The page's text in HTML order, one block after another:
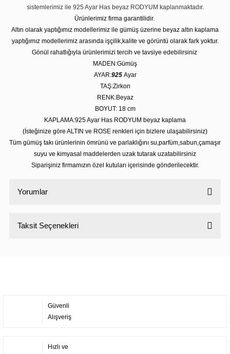
sistemlerimiz ile 925 Ayar Has beyaz RODYUM kaplanmaktadır.
Ürünlerimiz firma garantilidir.
Altın olarak yaptığımız modellerimiz ile gümüş üzerine beyaz altın kaplama
yaptığımız modellerimiz arasında işçilik,kalite ve görüntü olarak fark yoktur.
Gönül rahatlığıyla ürünlerimizi tercih ve tavsiye edebilirsiniz
MADEN:Gümüş
AYAR:925 Ayar
TAŞ:Zirkon
RENK:Beyaz
BOYUT: 18 cm
KAPLAMA:925 Ayar Has RODYUM beyaz kaplama
(İsteğinize göre ALTIN ve ROSE renkleri için bizlere ulaşabilirsiniz)
Tüm gümüş takı ürünlerinin ömrünü ve parlaklığını su,parfüm,sabun,çamaşır
suyu ve kimyasal maddelerden uzak tutarak uzatabilirsiniz
Siparişiniz firmamızın özel kutuları içerisinde gönderilecektir.
Yorumlar
Taksit Seçenekleri
Güvenli
Alışveriş
Hızlı ve